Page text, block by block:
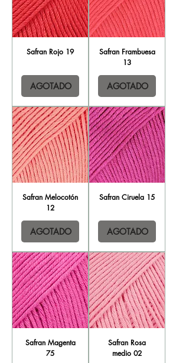
Safran Rojo 19
AGOTADO
Safran Frambuesa
13
AGOTADO
Safran Melocotón
12
AGOTADO
Safran Ciruela 15
AGOTADO
Safran Magenta
75
Safran Rosa
medio 02